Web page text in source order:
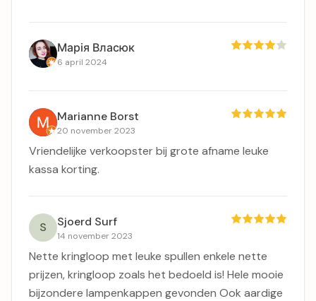
Marianne Borst
20 november 2023
S Sjoerd Surf
14 november 2023
Nette kringloop met leuke spullen enkele nette